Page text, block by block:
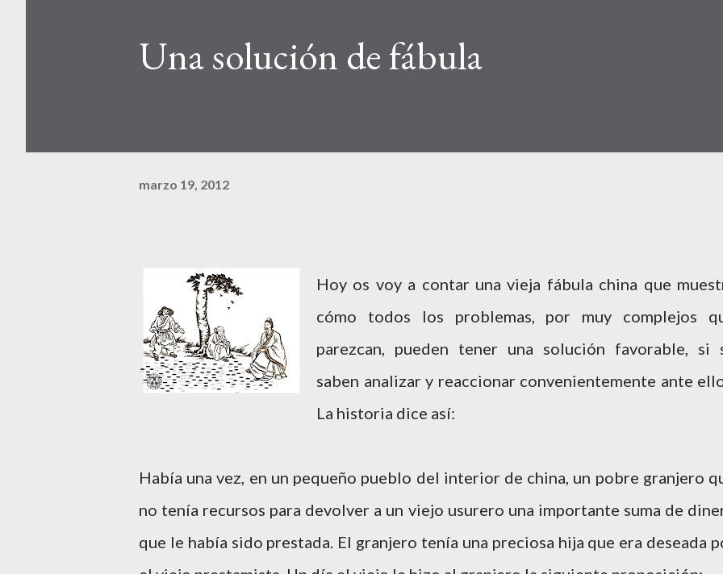
Una solución de fábula
marzo 19, 2012
Hoy os voy a contar una vieja fábula china que
cómo todos los problemas, por muy complejos
parezcan, pueden tener una solución favorable, si
saben analizar y reaccionar convenientemente ante
La historia dice así:
Había una vez, en un pequeño pueblo del interior de china, un pobre granjero
no tenía recursos para devolver a un viejo usurero una importante suma de
que le había sido prestada. El granjero tenía una preciosa hija que era deseada